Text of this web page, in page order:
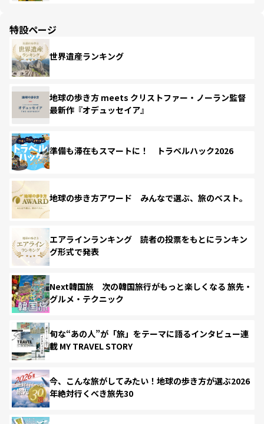
特設ページ
世界遺産ランキング
地球の歩き方 meets クリストファー・ノーラン監督
最新作『オデュッセイア』
準備も滞在もスマートに！ トラベルハック2026
地球の歩き方アワード みんなで選ぶ、旅のベスト。
エアラインランキング 読者の投票をもとにランキン
グ形式で発表
Next韓国旅 次の韓国旅行がもっと楽しくなる 旅先・
グルメ・テクニック
旬な“あの人”が「旅」をテーマに語るインタビュー連
載 MY TRAVEL STORY
今、こんな旅がしてみたい！地球の歩き方が選ぶ2026
年絶対行くべき旅先30